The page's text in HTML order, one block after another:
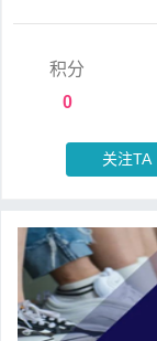
积分
0
关注TA